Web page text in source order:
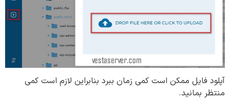
آپلود فایل ممکن است کمی زمان ببرد بنابراین لازم است کمی
منتظر بمانید.